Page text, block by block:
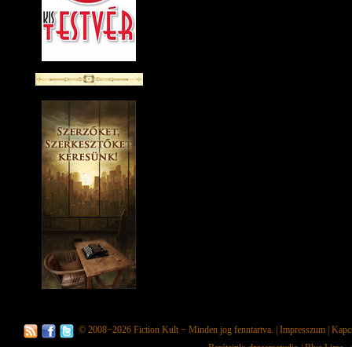
© 2008−2026 Fiction Kult − Minden jog fenntartva. | Impresszum